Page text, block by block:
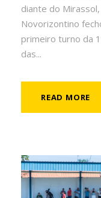
diante do
Novorizontino
primeiro turno da
das...
READ MORE